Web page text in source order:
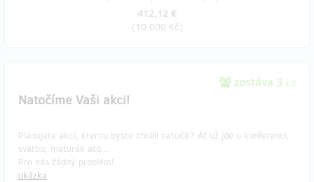
412,12 €
(10 000 Kč)
zostáva 3 z 3
Natočíme Vaši akci!
Plánujete akci, kterou byste chtěli natočit? Ať už jde o konferenci,
svatbu, maturák atd...
Pro nás žádný problém!
ukázka